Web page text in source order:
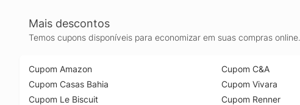
Mais descontos
Temos cupons disponíveis para economizar em suas compras online.
Cupom Amazon
Cupom Casas Bahia
Cupom Le Biscuit
Cupom C&A
Cupom Vivara
Cupom Renner